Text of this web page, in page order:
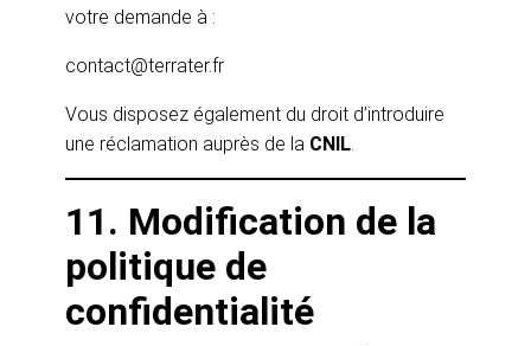
votre demande à :
contact@terrater.fr
Vous disposez également du droit d’introduire
une réclamation auprès de la CNIL.
11. Modification de la
politique de
confidentialité